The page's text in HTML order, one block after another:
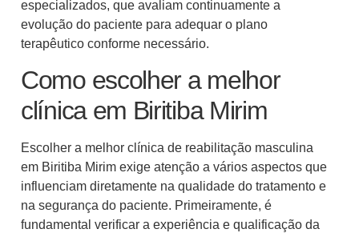
especializados, que avaliam continuamente a
evolução do paciente para adequar o plano
terapêutico conforme necessário.
Como escolher a melhor
clínica em Biritiba Mirim
Escolher a melhor clínica de reabilitação masculina
em Biritiba Mirim exige atenção a vários aspectos que
influenciam diretamente na qualidade do tratamento e
na segurança do paciente. Primeiramente, é
fundamental verificar a experiência e qualificação da